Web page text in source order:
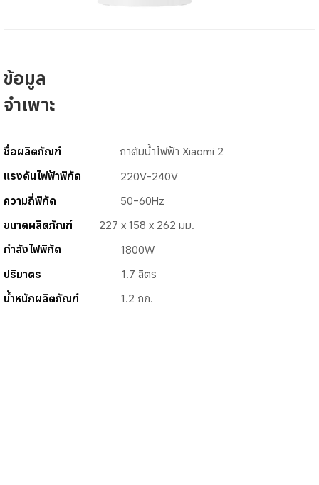
ข้อมูล
จำเพาะ
ชื่อผลิตภัณฑ์
กาต้มน้ำไฟฟ้า Xiaomi 2
แรงดันไฟฟ้าพิกัด
220V-240V
ความถี่พิกัด
50-60Hz
ขนาดผลิตภัณฑ์
227 x 158 x 262 มม.
กำลังไฟพิกัด
1800W
ปริมาตร
1.7 ลิตร
น้ำหนักผลิตภัณฑ์
1.2 กก.